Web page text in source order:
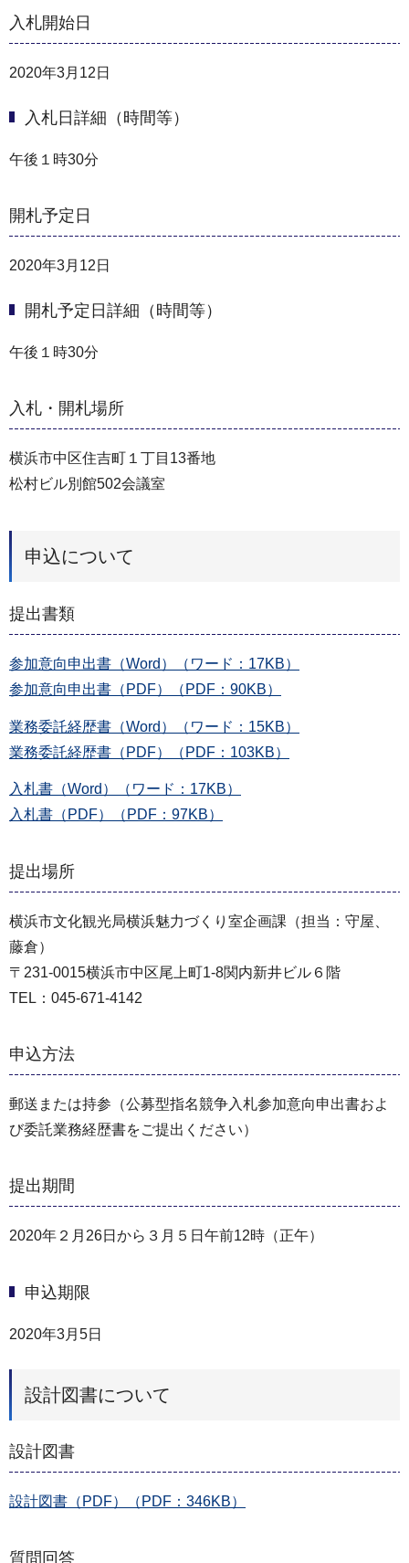
入札開始日
2020年3月12日
入札日詳細（時間等）
午後１時30分
開札予定日
2020年3月12日
開札予定日詳細（時間等）
午後１時30分
入札・開札場所
横浜市中区住吉町１丁目13番地
松村ビル別館502会議室
申込について
提出書類
参加意向申出書（Word）（ワード：17KB）
参加意向申出書（PDF）（PDF：90KB）
業務委託経歴書（Word）（ワード：15KB）
業務委託経歴書（PDF）（PDF：103KB）
入札書（Word）（ワード：17KB）
入札書（PDF）（PDF：97KB）
提出場所
横浜市文化観光局横浜魅力づくり室企画課（担当：守屋、
藤倉）
〒231-0015横浜市中区尾上町1-8関内新井ビル６階
TEL：045-671-4142
申込方法
郵送または持参（公募型指名競争入札参加意向申出書およ
び委託業務経歴書をご提出ください）
提出期間
2020年２月26日から３月５日午前12時（正午）
申込期限
2020年3月5日
設計図書について
設計図書
設計図書（PDF）（PDF：346KB）
質問回答